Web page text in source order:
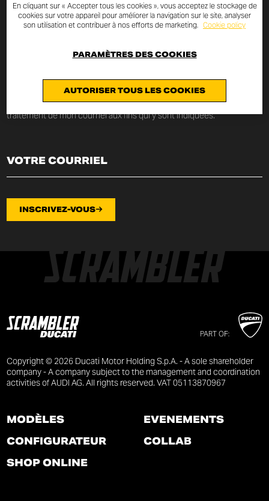
NEWSLETTER
nouveautés et les promotions Scrambler Ducati.
Je déclare avoir lu lapolitique de confidentialitérédigée au x termes
art. 13 du Règlement UE 2016/679sur la protection
des données personnelles (« Règlement ») et je consens au
traitement de mon courriel aux fins qui y sont indiquées.
INSCRIVEZ-VOUS
PART OF:
Copyright © 2026 Ducati Motor Holding S.p.A. - A sole shareholder
company - A company subject to the management and coordination
activities of AUDI AG. All rights reserved. VAT 05113870967
MODÈLES
CONFIGURATEUR
SHOP ONLINE
ÉVÉNEMENTS
COLLAB
En cliquant sur « Accepter tous les cookies », vous acceptez le stockage de
cookies sur votre appareil pour améliorer la navigation sur le site, analyser
son utilisation et contribuer à nos efforts de marketing. Cookie policy
AUTORISER TOUS LES COOKIES
PARAMÈTRES DES COOKIES